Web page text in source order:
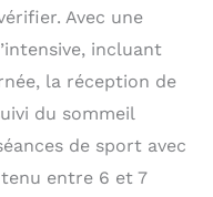
Avec une
incluant
la réception de
du sommeil
de sport avec
entre 6 et 7